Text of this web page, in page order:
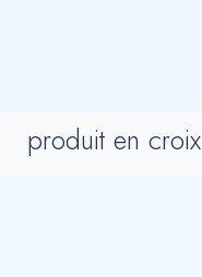
produit en croix